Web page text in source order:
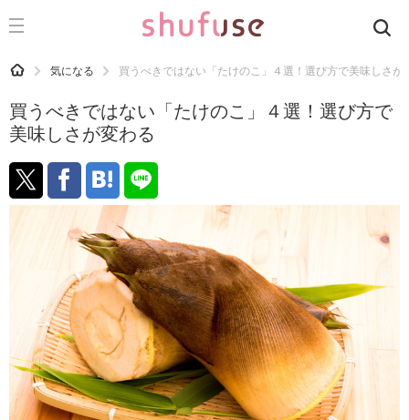
CATEGORY 記事カテゴリ
運気
洗濯
生活の知恵
マナー
趣味
食材辞典
おすすめ
HOME 気になる 買うべきではない「たけのこ」４選！選び方で美味しさが
買うべきではない「たけのこ」４選！選び方で
美味しさが変わる